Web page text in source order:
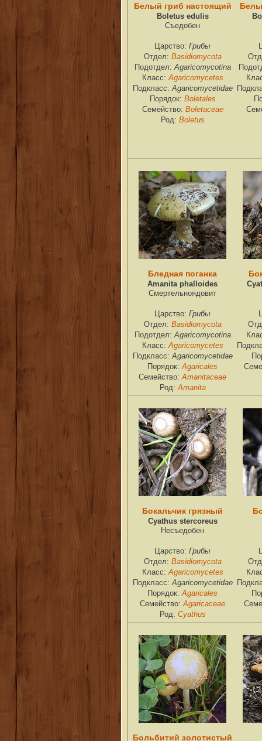
Белый гриб настоящий
Boletus edulis
Съедобен
Царство: Грибы
Отдел: Basidiomycota
Подотдел:Agaricomycotina
Класс:Agaricomycetes
Подкласс:Agaricomycetidae
Порядок: Boletales
Семейство: Boletaceae
Род: Boletus
Бледная поганка
Amanita phalloides
Смертельноядовит
Царство: Грибы
Отдел: Basidiomycota
Подотдел:Agaricomycotina
Класс:Agaricomycetes
Подкласс:Agaricomycetidae
Порядок:Agaricales
Семейство:Amanitaceae
Род:Amanita
Бокальчик грязный
Cyathus stercoreus
Несъедобен
Царство: Грибы
Отдел: Basidiomycota
Класс:Agaricomycetes
Подкласс:Agaricomycetidae
Порядок:Agaricales
Семейство:Agaricaceae
Род: Cyathus
Больбитий золотистый